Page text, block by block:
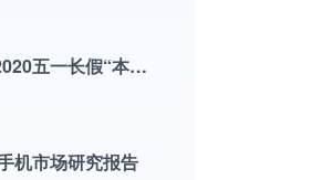
个推大数据旅游报告：2020五一长假“本地人游本地”受热捧
机市场研究报告